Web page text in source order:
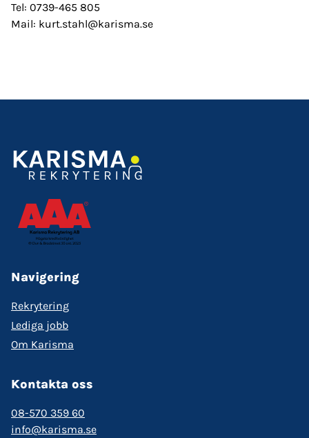
Tel: 0739-465 805
Mail: kurt.stahl@karisma.se
Navigering
Rekrytering
Lediga jobb
Om Karisma
Kontakta oss
08-570 359 60
info@karisma.se